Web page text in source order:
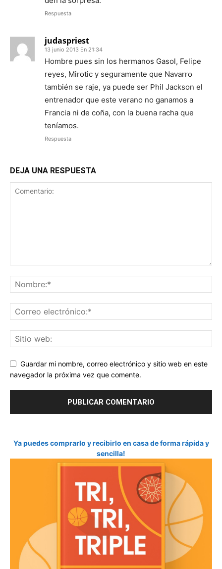
Respuesta
judaspriest
13 junio 2013 En 21:34
Hombre pues sin los hermanos Gasol, Felipe
reyes, Mirotic y seguramente que Navarro
también se raje, ya puede ser Phil Jackson el
entrenador que este verano no ganamos a
Francia ni de coña, con la buena racha que
teníamos.
Respuesta
DEJA UNA RESPUESTA
Guardar mi nombre, correo electrónico y sitio web en este
navegador la próxima vez que comente.
Ya puedes comprarlo y recibirlo en casa de forma rápida y
sencilla!